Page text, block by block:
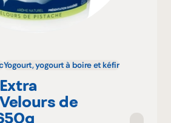
Yogourt, yogourt à boire et kéfir
de